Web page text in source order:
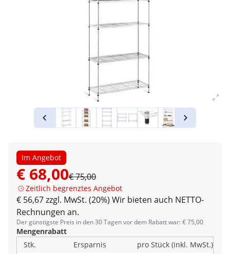
Im Angebot
€ 68,00€ 75,00
Zeitlich begrenztes Angebot
€ 56,67 zzgl. MwSt. (20%) Wir bieten auch NETTO-
Rechnungen an.
Der günstigste Preis in den 30 Tagen vor dem Rabatt war: € 75,00
Mengenrabatt
Stk.
Ersparnis
pro Stück (inkl. MwSt.)